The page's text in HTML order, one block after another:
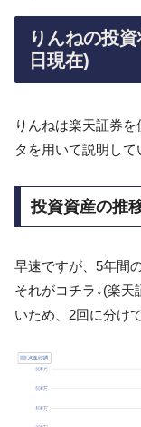
りんねの投
日現在)
りんねは楽天証券
タを用いて説明して
投資資産の推
早速ですが、5年間
それがコチラ↓(楽天
いため、2回に分け